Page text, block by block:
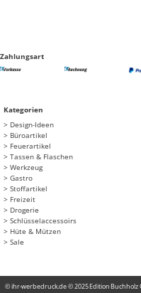
Zahlungsart
Kategorien
Design-Ideen
Büroartikel
Feuerartikel
Tassen & Flaschen
Werkzeug
Gastro
Stoffartikel
Freizeit
Drogerie
Schlüsselaccessoirs
Hüte & Mützen
Sale
© ihr-werbedruck.de © 2025 Edition Buchholz